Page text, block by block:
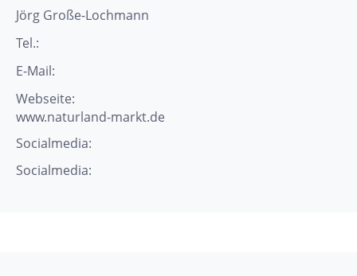
Jörg Große-Lochmann
Tel.:
E-Mail:
Webseite:
www.naturland-markt.de
Socialmedia:
Socialmedia: